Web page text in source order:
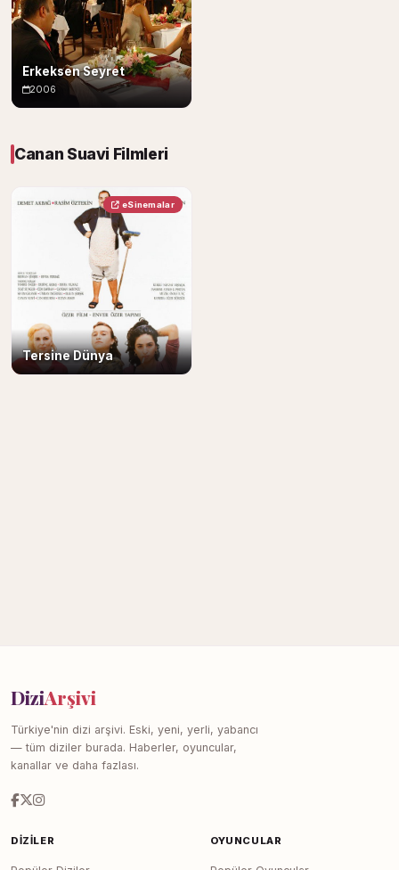
Erkeksen Seyret
2006
Canan Suavi Filmleri
Tersine Dünya
eSinemalar
DiziArşivi
Türkiye'nin dizi arşivi. Eski, yeni, yerli, yabancı
— tüm diziler burada. Haberler, oyuncular,
kanallar ve daha fazlası.
DIZILER OYUNCULAR